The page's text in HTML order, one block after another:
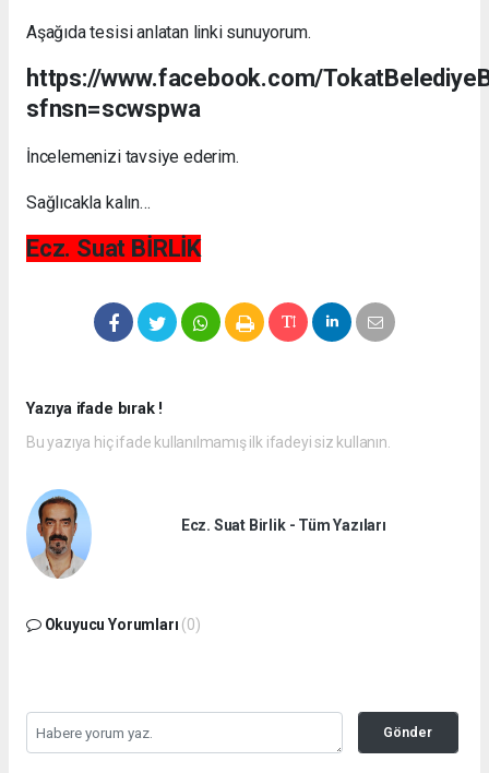
Aşağıda tesisi anlatan linki sunuyorum.
https://www.facebook.com/
sfnsn=scwspwa
İncelemenizi tavsiye ederim.
Sağlıcakla kalın…
Ecz. Suat BİRLİK
Yazıya ifade bırak !
Bu yazıya hiç ifade kullanılmamış ilk ifadeyi siz kullanın.
Ecz. Suat Birlik - Tüm Yazıları
Okuyucu Yorumları (0)
Gönder